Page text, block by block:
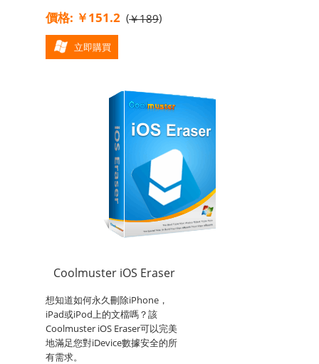
價格: ￥151.2 (￥189)
立即購買
Coolmuster iOS Eraser
想知道如何永久刪除iPhone，
iPad或iPod上的文檔嗎？該
Coolmuster iOS Eraser可以完美
地滿足您對iDevice數據安全的所
有需求。